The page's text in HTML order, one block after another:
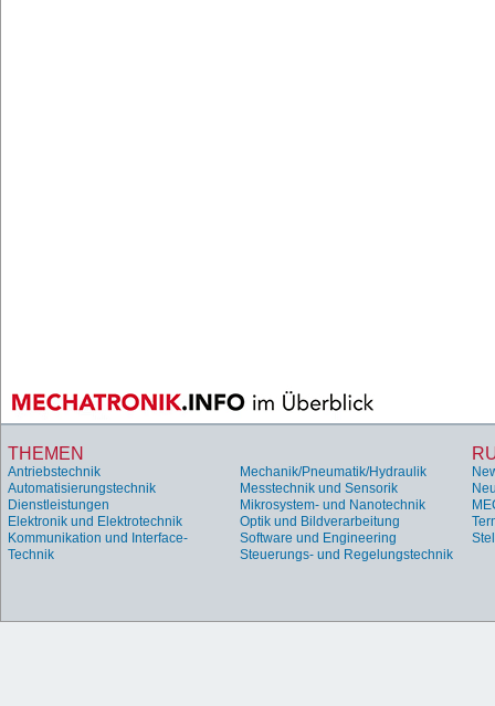
THEMEN
Antriebstechnik
Automatisierungstechnik
Dienstleistungen
Elektronik und Elektrotechnik
Kommunikation und Interface-
Technik
Mechanik/Pneumatik/Hydraulik
Messtechnik und Sensorik
Mikrosystem- und Nanotechnik
Optik und Bildverarbeitung
Software und Engineering
Steuerungs- und Regelungstechnik